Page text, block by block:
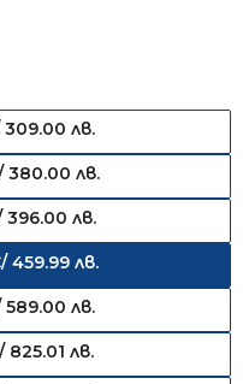
309.00 лв.
380.00 лв.
396.00 лв.
/ 459.99 лв.
589.00 лв.
825.01 лв.